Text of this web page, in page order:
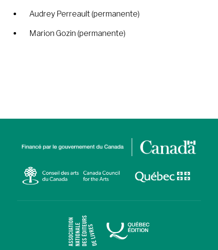
Audrey Perreault (permanente)
Marion Gozin (permanente)